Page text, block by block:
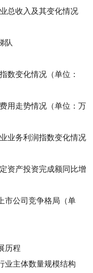
总收入及其变化情况
队
数变化情况（单位：
用走势情况（单位：万
业务利润指数变化情况
资产投资完成额同比增
市公司竞争格局（单
历程
业主体数量规模结构